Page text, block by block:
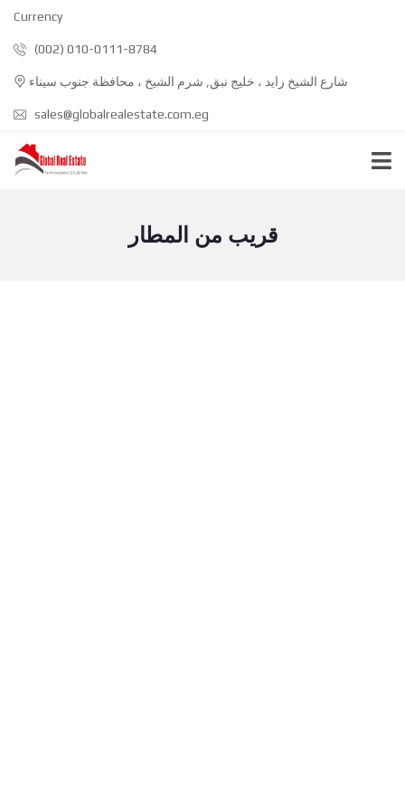
Currency
(002) 010-0111-8784
شارع الشيخ زايد ، خليج نبق, شرم الشيخ ، محافظة جنوب سيناء
sales@globalrealestate.com.eg
قريب من المطار